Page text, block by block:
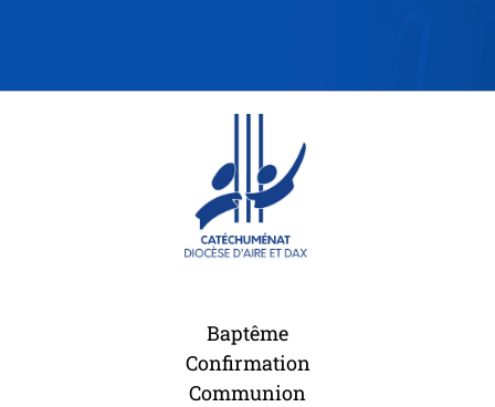
Baptême
Confirmation
Communion